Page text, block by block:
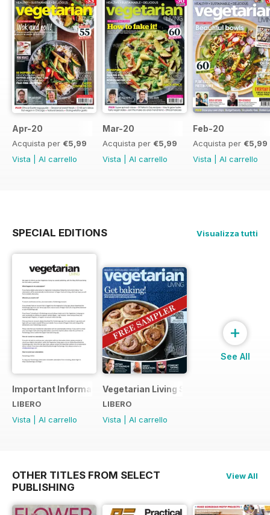
Apr-20
Acquista per €5,99
Vista
Al carrello
Mar-20
Acquista per €5,99
Vista
Al carrello
Feb-20
Acquista per €5,99
Vista
Al carrello
SPECIAL EDITIONS Visualizza tutti
Important Information
LIBERO
Vista
Al carrello
Vegetarian Living Sampler
LIBERO
Vista
Al carrello
+
See All
OTHER TITLES FROM SELECT
PUBLISHING
View All